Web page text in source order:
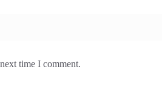
time I comment.